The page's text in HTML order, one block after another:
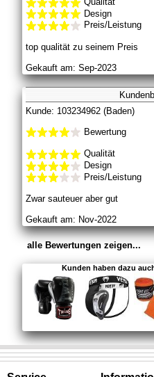
Design
Preis/Leistung
top qualität zu seinem Preis
Gekauft am: Sep-2023
Kunde: 103234962 (Baden)
Bewertung
Qualität
Design
Preis/Leistung
Zwar sauteuer aber gut
Gekauft am: Nov-2022
alle Bewertungen zeigen...
Kunden haben dazu